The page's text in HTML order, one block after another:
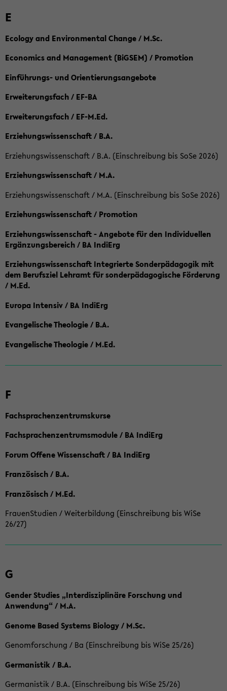
E
Ecology and Environmental Change / M.Sc.
Economics and Management (BiGSEM) / Promotion
Einführungs- und Orientierungsangebote
Erweiterungsfach / EF-BA
Erweiterungsfach / EF-M.Ed.
Erziehungswissenschaft / B.A.
Erziehungswissenschaft / B.A. (Einschreibung bis SoSe 2026)
Erziehungswissenschaft / M.A.
Erziehungswissenschaft / M.A. (Einschreibung bis SoSe 2026)
Erziehungswissenschaft / Promotion
Erziehungswissenschaft - Angebote für den Individuellen
Ergänzungsbereich / BA IndiErg
Erziehungswissenschaft Integrierte Sonderpädagogik mit
dem Berufsziel Lehramt für sonderpädagogische Förderung
/ M.Ed.
Europa Intensiv / BA IndiErg
Evangelische Theologie / B.A.
Evangelische Theologie / M.Ed.
F
Fachsprachenzentrumskurse
Fachsprachenzentrumsmodule / BA IndiErg
Forum Offene Wissenschaft / BA IndiErg
Französisch / B.A.
Französisch / M.Ed.
FrauenStudien / Weiterbildung (Einschreibung bis WiSe
26/27)
G
Gender Studies „Interdisziplinäre Forschung und
Anwendung“ / M.A.
Genome Based Systems Biology / M.Sc.
Genomforschung / Ba (Einschreibung bis WiSe 25/26)
Germanistik / B.A.
Germanistik / B.A. (Einschreibung bis WiSe 25/26)